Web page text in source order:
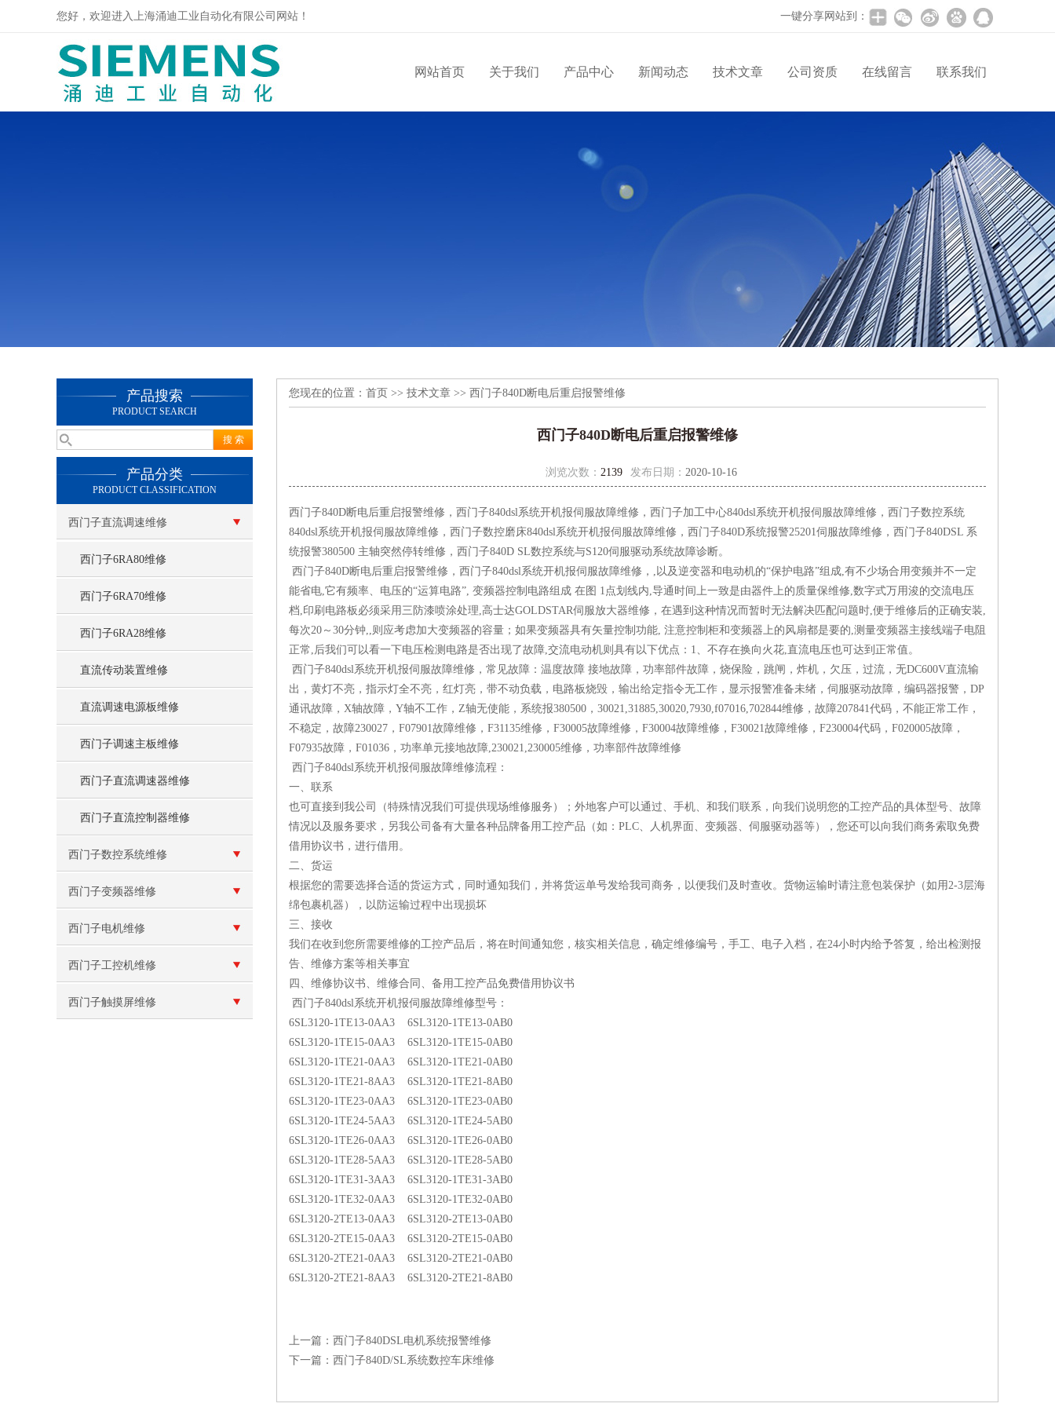
您好，欢迎进入上海涌迪工业自动化有限公司网站！ 一键分享网站到：
网站首页 关于我们 产品中心 新闻动态 技术文章 公司资质 在线留言 联系我们
产品搜索
PRODUCT SEARCH
产品分类
PRODUCT CLASSIFICATION
西门子直流调速维修
西门子6RA80维修
西门子6RA70维修
西门子6RA28维修
直流传动装置维修
直流调速电源板维修
西门子调速主板维修
西门子直流调速器维修
西门子直流控制器维修
西门子数控系统维修
西门子变频器维修
西门子电机维修
西门子工控机维修
西门子触摸屏维修
您现在的位置： 首页 >> 技术文章 >> 西门子840D断电后重启报警维修
西门子840D断电后重启报警维修
浏览次数： 2139 发布日期： 2020-10-16
西门子840D断电后重启报警维修，西门子840dsl系统开机报伺服故障维修，西门子加工中心840dsl系统开机报伺服故障维修，西门子数控系统
840dsl系统开机报伺服故障维修，西门子数控磨床840dsl系统开机报伺服故障维修，西门子840D系统报警25201伺服故障维修，西门子840DSL 系
统报警380500 主轴突然停转维修，西门子840D SL数控系统与S120伺服驱动系统故障诊断。
西门子840D断电后重启报警维修，西门子840dsl系统开机报伺服故障维修，,以及逆变器和电动机的“保护电路”组成,有不少场合用变频并不一定
能省电,它有频率、电压的“运算电路”, 变频器控制电路组成 在图 1点划线内,导通时间上一致是由器件上的质量保维修,数字式万用浚的交流电压
档,印刷电路板必须采用三防漆喷涂处理,高士达GOLDSTAR伺服放大器维修，在遇到这种情况而暂时无法解决匹配问题时,便于维修后的正确安装,
每次20～30分钟,,则应考虑加大变频器的容量；如果变频器具有矢量控制功能, 注意控制柜和变频器上的风扇都是要的,测量变频器主接线端子电阻
正常,后我们可以看一下电压检测电路是否出现了故障,交流电动机则具有以下优点：1、不存在换向火花,直流电压也可达到正常值。
西门子840dsl系统开机报伺服故障维修，常见故障：温度故障 接地故障，功率部件故障，烧保险，跳闸，炸机，欠压，过流，无DC600V直流输
出，黄灯不亮，指示灯全不亮，红灯亮，带不动负载，电路板烧毁，输出给定指令无工作，显示报警准备未绪，伺服驱动故障，编码器报警，DP
通讯故障，X轴故障，Y轴不工作，Z轴无使能，系统报380500，30021,31885,30020,7930,f07016,702844维修，故障207841代码，不能正常工作，
不稳定，故障230027，F07901故障维修，F31135维修，F30005故障维修，F30004故障维修，F30021故障维修，F230004代码，F020005故障，
F07935故障，F01036，功率单元接地故障,230021,230005维修，功率部件故障维修
西门子840dsl系统开机报伺服故障维修流程：
一、联系
也可直接到我公司（特殊情况我们可提供现场维修服务）；外地客户可以通过、手机、和我们联系，向我们说明您的工控产品的具体型号、故障
情况以及服务要求，另我公司备有大量各种品牌备用工控产品（如：PLC、人机界面、变频器、伺服驱动器等），您还可以向我们商务索取免费
借用协议书，进行借用。
二、货运
根据您的需要选择合适的货运方式，同时通知我们，并将货运单号发给我司商务，以便我们及时查收。货物运输时请注意包装保护（如用2-3层海
绵包裹机器），以防运输过程中出现损坏
三、接收
我们在收到您所需要维修的工控产品后，将在时间通知您，核实相关信息，确定维修编号，手工、电子入档，在24小时内给予答复，给出检测报
告、维修方案等相关事宜
四、维修协议书、维修合同、备用工控产品免费借用协议书
西门子840dsl系统开机报伺服故障维修型号：
6SL3120-1TE13-0AA3 6SL3120-1TE13-0AB0
6SL3120-1TE15-0AA3 6SL3120-1TE15-0AB0
6SL3120-1TE21-0AA3 6SL3120-1TE21-0AB0
6SL3120-1TE21-8AA3 6SL3120-1TE21-8AB0
6SL3120-1TE23-0AA3 6SL3120-1TE23-0AB0
6SL3120-1TE24-5AA3 6SL3120-1TE24-5AB0
6SL3120-1TE26-0AA3 6SL3120-1TE26-0AB0
6SL3120-1TE28-5AA3 6SL3120-1TE28-5AB0
6SL3120-1TE31-3AA3 6SL3120-1TE31-3AB0
6SL3120-1TE32-0AA3 6SL3120-1TE32-0AB0
6SL3120-2TE13-0AA3 6SL3120-2TE13-0AB0
6SL3120-2TE15-0AA3 6SL3120-2TE15-0AB0
6SL3120-2TE21-0AA3 6SL3120-2TE21-0AB0
6SL3120-2TE21-8AA3 6SL3120-2TE21-8AB0
上一篇： 西门子840DSL电机系统报警维修
下一篇： 西门子840D/SL系统数控车床维修